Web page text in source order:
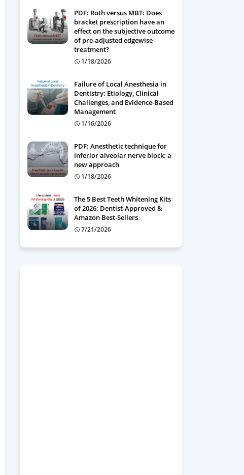
PDF: Roth versus MBT: Does
bracket prescription have an
effect on the subjective outcome
of pre-adjusted edgewise
treatment?
1/18/2026
Failure of Local Anesthesia in
Dentistry: Etiology, Clinical
Challenges, and Evidence-Based
Management
1/16/2026
PDF: Anesthetic technique for
inferior alveolar nerve block: a
new approach
1/18/2026
The 5 Best Teeth Whitening Kits
of 2026: Dentist-Approved &
Amazon Best-Sellers
7/21/2026